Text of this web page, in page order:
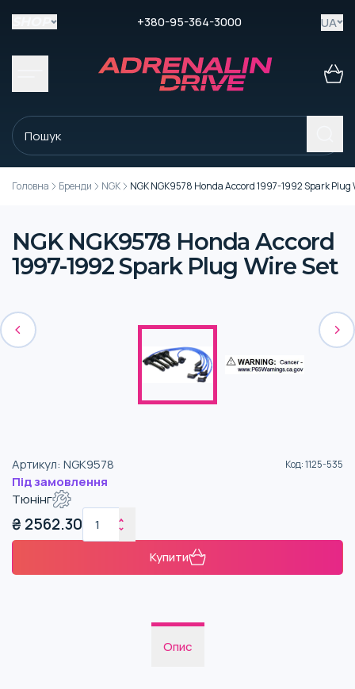
+380-95-364-3000 UA
Головна Бренди NGK NGK NGK9578 Honda Accord 1997-1992 Spark Plug
NGK NGK9578 Honda Accord
1997-1992 Spark Plug Wire Set
Артикул: NGK9578 Код:1125-535
Під замовлення
Тюнінг
₴ 2562.30
Купити
Опис